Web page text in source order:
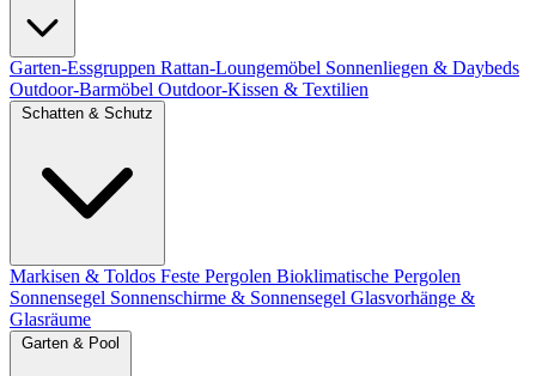
Garten-Essgruppen Rattan-Loungemöbel Sonnenliegen & Daybeds
Outdoor-Barmöbel Outdoor-Kissen & Textilien
Markisen & Toldos Feste Pergolen Bioklimatische Pergolen
Sonnensegel Sonnenschirme & Sonnensegel Glasvorhänge &
Glasräume